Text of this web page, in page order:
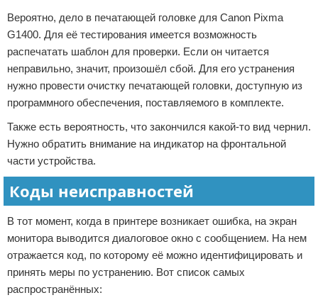
Вероятно, дело в печатающей головке для Canon Pixma
G1400. Для её тестирования имеется возможность
распечатать шаблон для проверки. Если он читается
неправильно, значит, произошёл сбой. Для его устранения
нужно провести очистку печатающей головки, доступную из
программного обеспечения, поставляемого в комплекте.
Также есть вероятность, что закончился какой-то вид чернил.
Нужно обратить внимание на индикатор на фронтальной
части устройства.
Коды неисправностей
В тот момент, когда в принтере возникает ошибка, на экран
монитора выводится диалоговое окно с сообщением. На нем
отражается код, по которому её можно идентифицировать и
принять меры по устранению. Вот список самых
распространённых: